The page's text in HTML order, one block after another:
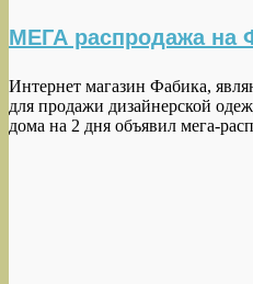
МЕГА распродажа на
Интернет магазин Фабика,
для продажи дизайнерской
дома на 2 дня объявил мега-